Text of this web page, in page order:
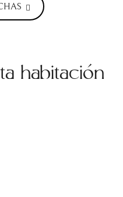
habitación